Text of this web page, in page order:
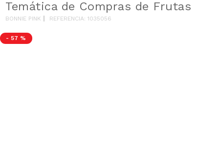
Temática de Compras de Frutas
BONNIE PINK REFERENCIA:1035056
- 57 %